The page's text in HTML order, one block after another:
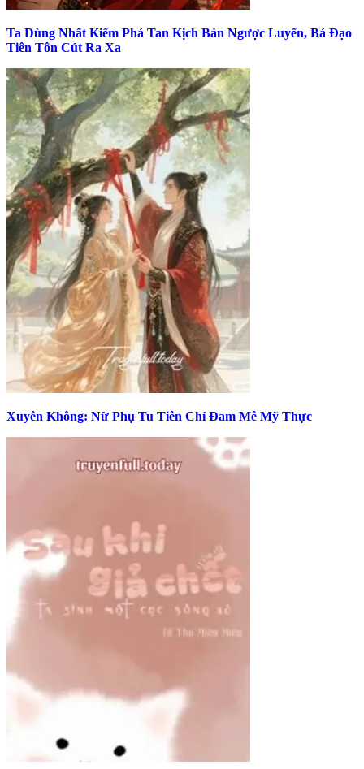
Ta Dùng Nhất Kiếm Phá Tan Kịch Bản Ngược Luyến, Bá Đạo
Tiên Tôn Cút Ra Xa
Xuyên Không: Nữ Phụ Tu Tiên Chỉ Đam Mê Mỹ Thực